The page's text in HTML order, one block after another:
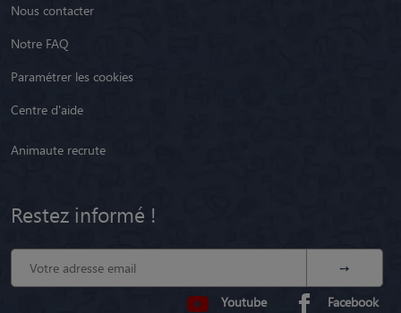
Nous contacter
Notre FAQ
Paramétrer les cookies
Centre d'aide
Animaute recrute
Restez informé !
Youtube Facebook